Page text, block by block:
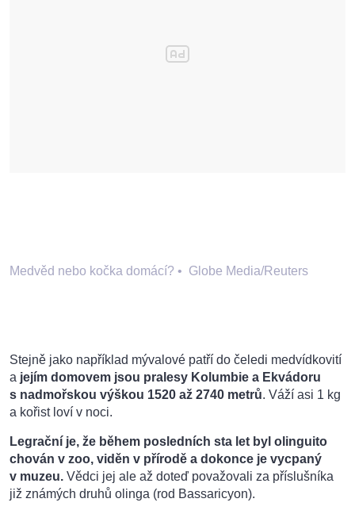
Medvěd nebo kočka domácí? • Globe Media/Reuters
Stejně jako například mývalové patří do čeledi medvídkovití
a jejím domovem jsou pralesy Kolumbie a Ekvádoru
s nadmořskou výškou 1520 až 2740 metrů. Váží asi 1 kg
a kořist loví v noci.
Legrační je, že během posledních sta let byl olinguito
chován v zoo, viděn v přírodě a dokonce je vycpaný
v muzeu. Vědci jej ale až doteď považovali za příslušníka
již známých druhů olinga (rod Bassaricyon).